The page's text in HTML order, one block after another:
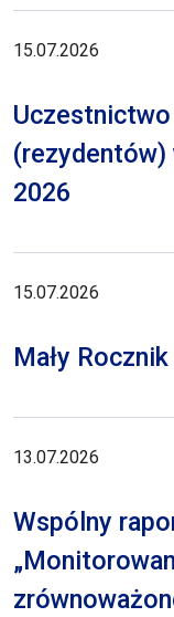
15.07.2026
(rezydentów)
2026
15.07.2026
Mały
13.07.2026
Wspólny